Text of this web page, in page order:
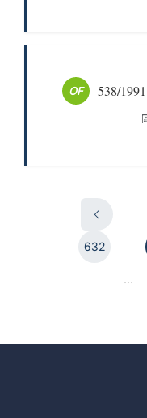
OF 538/
632
...